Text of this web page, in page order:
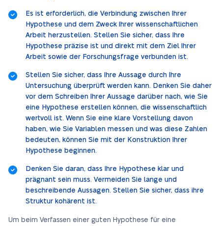
Es ist erforderlich, die Verbindung zwischen Ihrer
Hypothese und dem Zweck Ihrer wissenschaftlichen
Arbeit herzustellen. Stellen Sie sicher, dass Ihre
Hypothese präzise ist und direkt mit dem Ziel Ihrer
Arbeit sowie der Forschungsfrage verbunden ist.
Stellen Sie sicher, dass Ihre Aussage durch Ihre
Untersuchung überprüft werden kann. Denken Sie daher
vor dem Schreiben Ihrer Aussage darüber nach, wie Sie
eine Hypothese erstellen können, die wissenschaftlich
wertvoll ist. Wenn Sie eine klare Vorstellung davon
haben, wie Sie Variablen messen und was diese Zahlen
bedeuten, können Sie mit der Konstruktion Ihrer
Hypothese beginnen.
Denken Sie daran, dass Ihre Hypothese klar und
prägnant sein muss. Vermeiden Sie lange und
beschreibende Aussagen. Stellen Sie sicher, dass ihre
Struktur kohärent ist.
Um beim Verfassen einer guten Hypothese für eine